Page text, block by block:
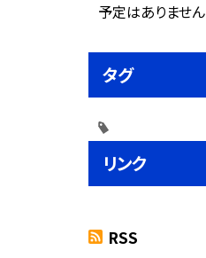
予定はありません
タグ
リンク
RSS